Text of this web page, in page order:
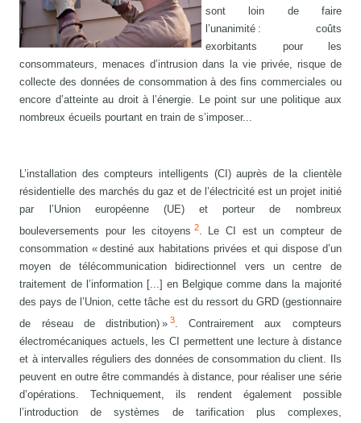
sont loin de faire
l’unanimité : coûts
exorbitants pour les
consommateurs, menaces d’intrusion dans la vie privée, risque de
collecte des données de consommation à des fins commerciales ou
encore d’atteinte au droit à l’énergie. Le point sur une politique aux
nombreux écueils pourtant en train de s’imposer...
L’installation des compteurs intelligents (CI) auprès de la clientèle
résidentielle des marchés du gaz et de l’électricité est un projet initié
par l’Union européenne (UE) et porteur de nombreux
bouleversements pour les citoyens 2. Le CI est un compteur de
consommation « destiné aux habitations privées et qui dispose d’un
moyen de télécommunication bidirectionnel vers un centre de
traitement de l’information [...] en Belgique comme dans la majorité
des pays de l’Union, cette tâche est du ressort du GRD (gestionnaire
de réseau de distribution) » 3. Contrairement aux compteurs
électromécaniques actuels, les CI permettent une lecture à distance
et à intervalles réguliers des données de consommation du client. Ils
peuvent en outre être commandés à distance, pour réaliser une série
d’opérations. Techniquement, ils rendent également possible
l’introduction de systèmes de tarification plus complexes,